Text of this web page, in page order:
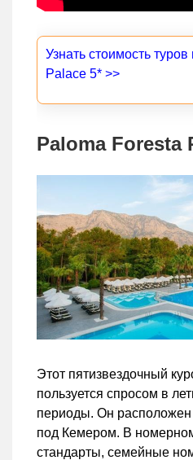
Узнать стоимость
Palace 5* >>
Paloma Foresta
Этот пятизвездочный
пользуется спросом в
периоды. Он расположен
под Кемером. В
стандарты, семейные